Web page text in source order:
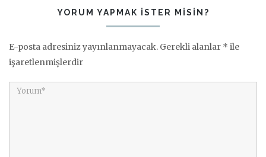
YORUM YAPMAK ISTER MISIN?
E-posta adresiniz yayınlanmayacak. Gerekli alanlar * ile
işaretlenmişlerdir